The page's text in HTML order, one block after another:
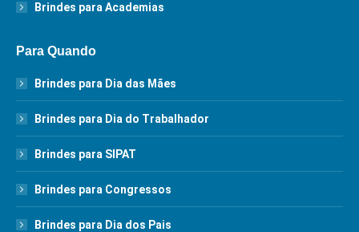
Brindes para Academias
Para Quando
Brindes para Dia das Mães
Brindes para Dia do Trabalhador
Brindes para SIPAT
Brindes para Congressos
Brindes para Dia dos Pais